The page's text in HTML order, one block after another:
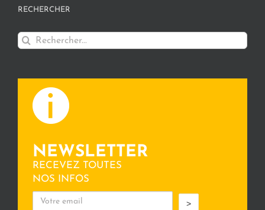
RECHERCHER
Rechercher:
NEWSLETTER
RECEVEZ TOUTES
NOS INFOS
>